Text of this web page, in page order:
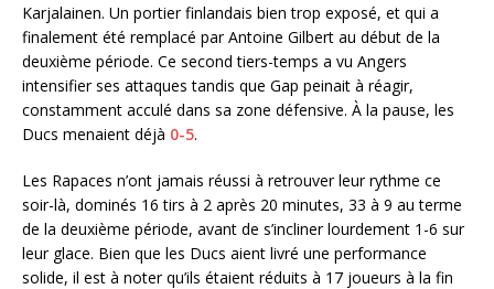
Karjalainen. Un portier finlandais bien trop exposé, et qui a
finalement été remplacé par Antoine Gilbert au début de la
deuxième période. Ce second tiers-temps a vu Angers
intensifier ses attaques tandis que Gap peinait à réagir,
constamment acculé dans sa zone défensive. À la pause, les
Ducs menaient déjà 0-5.
Les Rapaces n’ont jamais réussi à retrouver leur rythme ce
soir-là, dominés 16 tirs à 2 après 20 minutes, 33 à 9 au terme
de la deuxième période, avant de s’incliner lourdement 1-6 sur
leur glace. Bien que les Ducs aient livré une performance
solide, il est à noter qu’ils étaient réduits à 17 joueurs à la fin